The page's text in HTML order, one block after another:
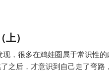
）
，很多在鸡娃圈属于常识性
之后，才意识到自己走了弯